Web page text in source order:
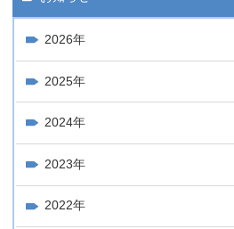
2026年
2025年
2024年
2023年
2022年